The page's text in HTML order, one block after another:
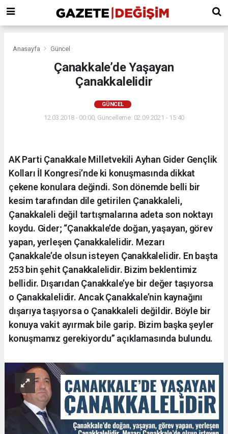
Anasayfa Güncel
Çanakkale’de Yaşayan
Çanakkalelidir
GÜNCEL
12.03.2018 - 00:00, Güncelleme: 02.09.2021 - 15:40
AK Parti Çanakkale Milletvekili Ayhan Gider Gençlik
Kolları İl Kongresi’nde ki konuşmasında dikkat
çekene konulara değindi. Son dönemde belli bir
kesim tarafından dile getirilen Çanakkaleli,
Çanakkaleli değil tartışmalarına adeta son noktayı
koydu. Gider; “Çanakkale’de doğan, yaşayan, görev
yapan, yerleşen Çanakkalelidir. Mezarı
Çanakkale’de olsun isteyen Çanakkalelidir. En başta
253 bin şehit Çanakkalelidir. Bizim beklentimiz
bellidir. Dışarıdan Çanakkale’ye bir değer taşıyorsa
o Çanakkalelidir. Ancak Çanakkale’nin kaynağını
dışarıya taşıyorsa o Çanakkaleli değildir. Böyle bir
konuya vakit ayırmak bile garip. Bizim başka şeyler
konuşmamız gerekiyordu” açıklamasında bulundu.